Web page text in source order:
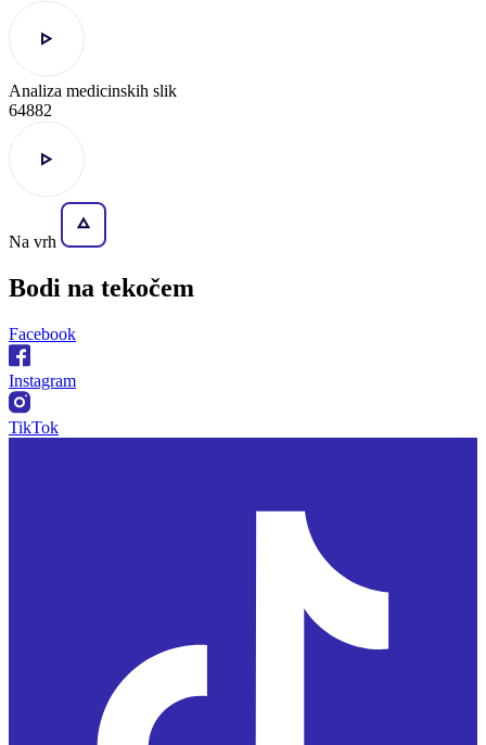
Analiza medicinskih slik
64882
Na vrh
Bodi na tekočem
Facebook
Instagram
TikTok